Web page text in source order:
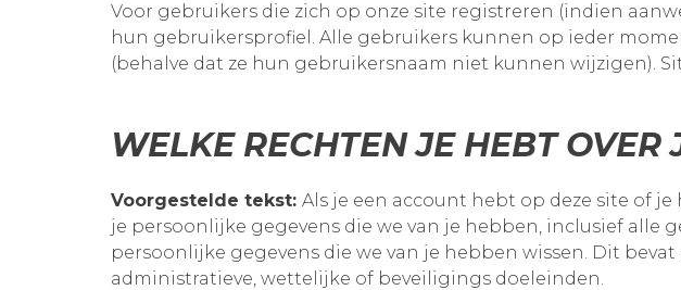
Voor gebruikers die zich op onze site registreren (indien
hun gebruikersprofiel. Alle gebruikers kunnen op ieder
(behalve dat ze hun gebruikersnaam niet kunnen wijzigen).
WELKE RECHTEN JE HEBT OVER
Voorgestelde tekst: Als je een account hebt op deze site of
je persoonlijke gegevens die we van je hebben, inclusief alle
persoonlijke gegevens die we van je hebben wissen. Dit
administratieve, wettelijke of beveiligings doeleinden.